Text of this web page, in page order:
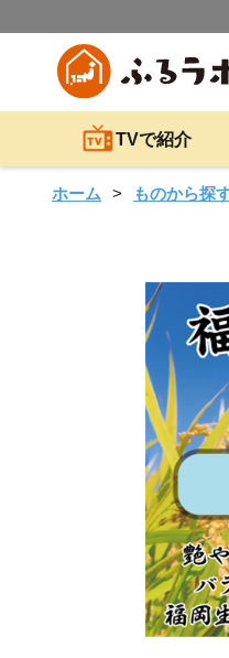
TVで紹介
ホーム ものから探